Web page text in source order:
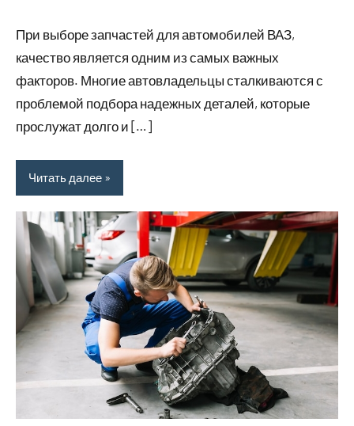
При выборе запчастей для автомобилей ВАЗ,
качество является одним из самых важных
факторов. Многие автовладельцы сталкиваются с
проблемой подбора надежных деталей, которые
прослужат долго и […]
Читать далее